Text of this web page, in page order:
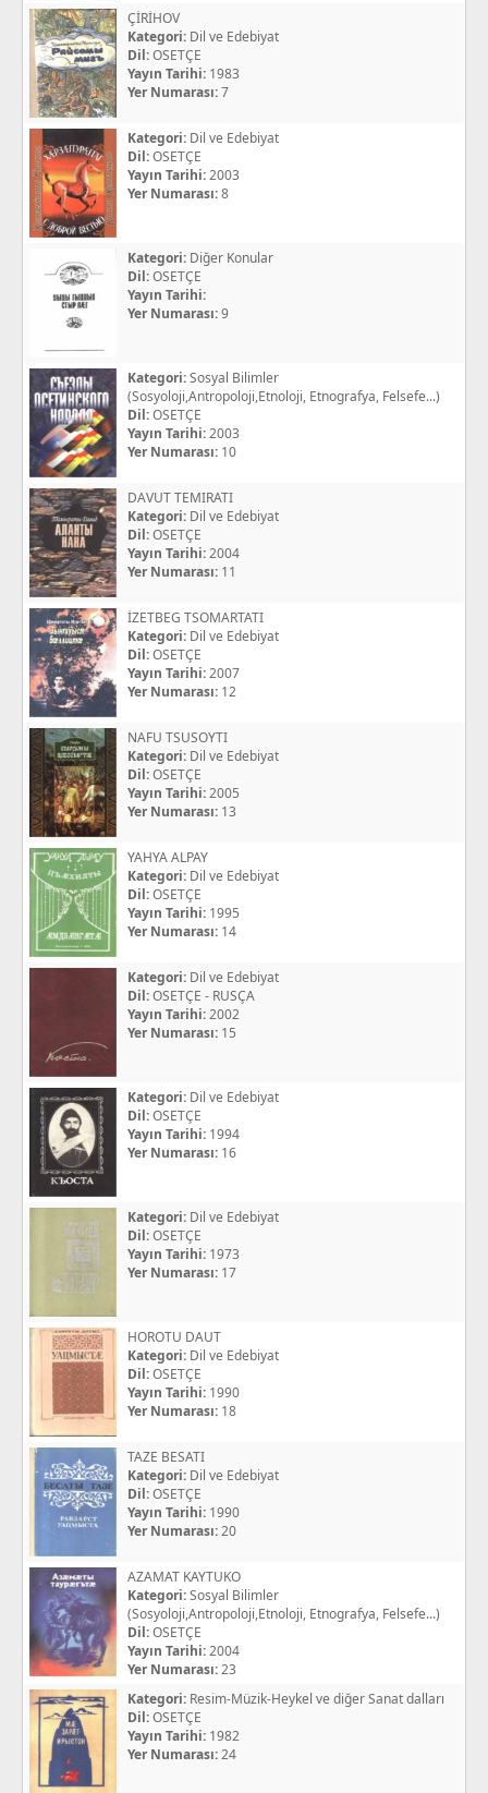
ÇİRİHOV
Kategori: Dil ve Edebiyat
Dil:OSETÇE
Yayın Tarihi: 1983
Yer Numarası:7
Kategori: Dil ve Edebiyat
Dil:OSETÇE
Yayın Tarihi:2003
Yer Numarası:8
Kategori: Diğer Konular
Dil:OSETÇE
Yayın Tarihi:
Yer Numarası:9
Kategori:Sosyal Bilimler
(Sosyoloji,Antropoloji,Etnoloji, Etnografya, Felsefe...)
Dil:OSETÇE
Yayın Tarihi:2003
Yer Numarası: 10
DAVUT TEMIRATI
Kategori: Dil ve Edebiyat
Dil:OSETÇE
Yayın Tarihi:2004
Yer Numarası: 11
İZETBEG TSOMARTATI
Kategori: Dil ve Edebiyat
Dil:OSETÇE
Yayın Tarihi:2007
Yer Numarası: 12
NAFU TSUSOYTI
Kategori: Dil ve Edebiyat
Dil:OSETÇE
Yayın Tarihi:2005
Yer Numarası: 13
YAHYA ALPAY
Kategori: Dil ve Edebiyat
Dil:OSETÇE
Yayın Tarihi: 1995
Yer Numarası: 14
Kategori: Dil ve Edebiyat
Dil:OSETÇE - RUSÇA
Yayın Tarihi:2002
Yer Numarası: 15
Kategori: Dil ve Edebiyat
Dil:OSETÇE
Yayın Tarihi: 1994
Yer Numarası: 16
Kategori: Dil ve Edebiyat
Dil:OSETÇE
Yayın Tarihi: 1973
Yer Numarası: 17
HOROTU DAUT
Kategori: Dil ve Edebiyat
Dil:OSETÇE
Yayın Tarihi: 1990
Yer Numarası: 18
TAZE BESATI
Kategori: Dil ve Edebiyat
Dil:OSETÇE
Yayın Tarihi: 1990
Yer Numarası:20
AZAMAT KAYTUKO
Kategori:Sosyal Bilimler
(Sosyoloji,Antropoloji,Etnoloji, Etnografya, Felsefe...)
Dil:OSETÇE
Yayın Tarihi:2004
Yer Numarası:23
Kategori: Resim-Müzik-Heykel ve diğer Sanat dalları
Dil:OSETÇE
Yayın Tarihi: 1982
Yer Numarası:24